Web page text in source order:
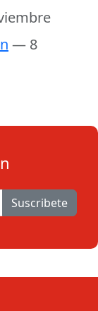
— 8
Suscribete